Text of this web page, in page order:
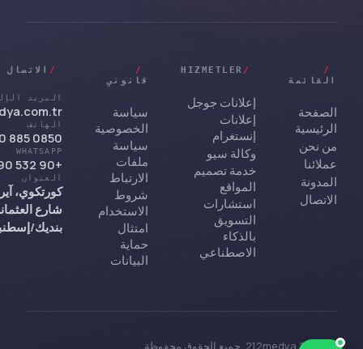
/
القائمة
الصفحة
الرئيسية
من نحن
عملائنا
المدونة
الاتصال
/
HIZMETLER
إعلانات جوجل
إعلانات
إنستغرام
وكالة سيو
خدمة تصميم
المواقع
استشارات
التسويق
بالذكاء
الاصطناعي
/
قانوني
سياسة
الخصوصية
سياسة
ملفات
الارتباط
شروط
الاستخدام
امتثال
حماية
البيانات
/ الاتصال
البريد
الهاتف
0850 885 0 955
WHATSAPP
+90 532 290 66 72
العنوان
كورتكوي،
بنديك/
© 2026 212medya. جميع الحقوق محفوظة.